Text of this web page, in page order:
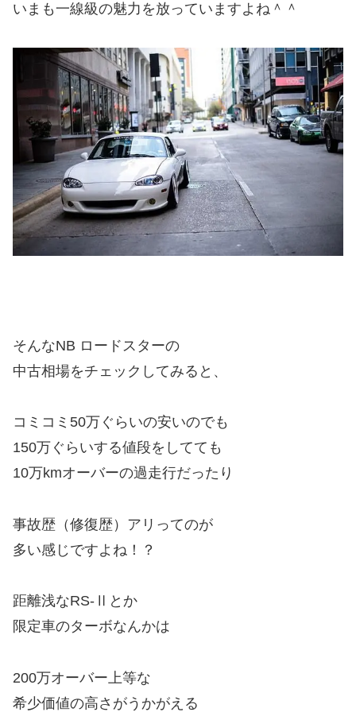
いまも一線級の魅力を放っていますよね＾＾
そんなNB ロードスターの
中古相場をチェックしてみると、
コミコミ50万ぐらいの安いのでも
150万ぐらいする値段をしてても
10万kmオーバーの過走行だったり
事故歴（修復歴）アリってのが
多い感じですよね！？
距離浅なRS-Ⅱとか
限定車のターボなんかは
200万オーバー上等な
希少価値の高さがうかがえる